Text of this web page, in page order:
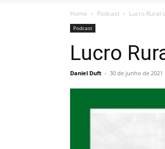
Home Podcast Lucro Rural
Podcast
Lucro
Daniel Duft - 30 de junho de 2021